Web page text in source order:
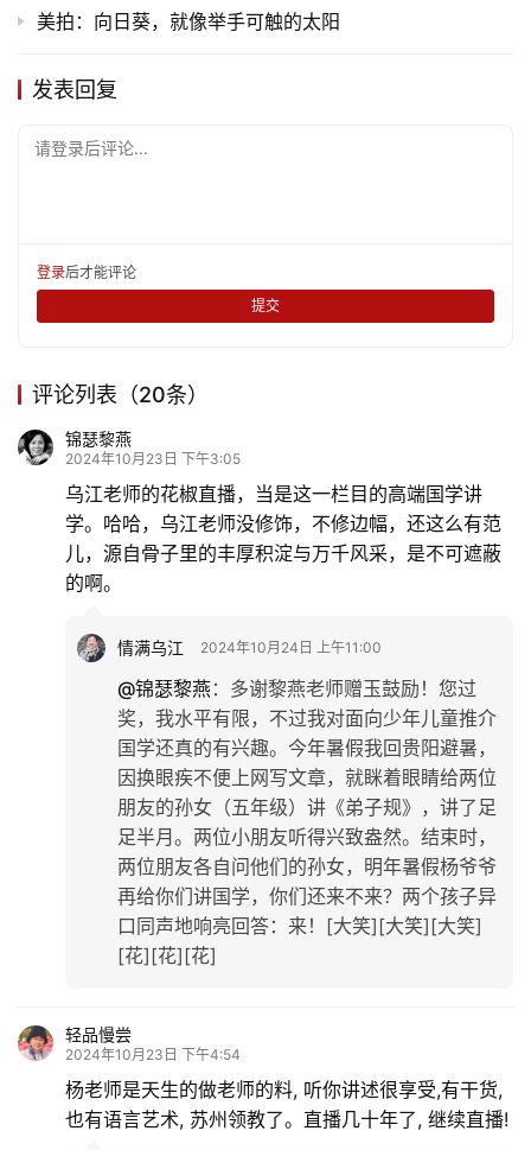
情
游
专
题
美拍：向日葵，就像举手可触的太阳
发表回复
请登录后评论...
登录后才能评论
提交
评论列表（20条）
锦瑟黎燕
2024年10月23日 下午3:05
乌江老师的花椒直播，当是这一栏目的高端国学讲
学。哈哈，乌江老师没修饰，不修边幅，还这么有范
儿，源自骨子里的丰厚积淀与万千风采，是不可遮蔽
的啊。
情满乌江 2024年10月24日 上午11:00
@锦瑟黎燕： 多谢黎燕老师赠玉鼓励！您过
奖，我水平有限，不过我对面向少年儿童推介
国学还真的有兴趣。今年暑假我回贵阳避暑，
因换眼疾不便上网写文章，就眯着眼睛给两位
朋友的孙女（五年级）讲《弟子规》，讲了足
足半月。两位小朋友听得兴致盎然。结束时，
两位朋友各自问他们的孙女，明年暑假杨爷爷
再给你们讲国学，你们还来不来？两个孩子异
口同声地响亮回答：来！[大笑][大笑][大笑]
[花][花][花]
轻品慢尝
2024年10月23日 下午4:54
杨老师是天生的做老师的料, 听你讲述很享受,有干货,
也有语言艺术, 苏州领教了。直播几十年了, 继续直播!